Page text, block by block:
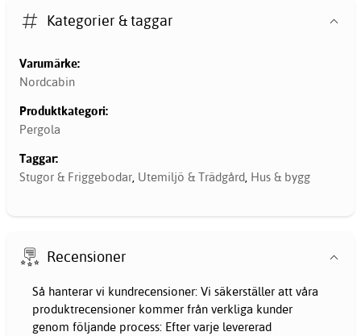
Kategorier & taggar
Varumärke:
Nordcabin
Produktkategori:
Pergola
Taggar:
Stugor & Friggebodar, Utemiljö & Trädgård, Hus & bygg
Recensioner
Så hanterar vi kundrecensioner: Vi säkerställer att våra
produktrecensioner kommer från verkliga kunder
genom följande process: Efter varje levererad